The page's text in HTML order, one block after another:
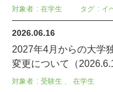
対象者 在学生 タグ イ
2026.06.16
2027年4月からの大学
変更について（
対象者 受験生 、 在学生